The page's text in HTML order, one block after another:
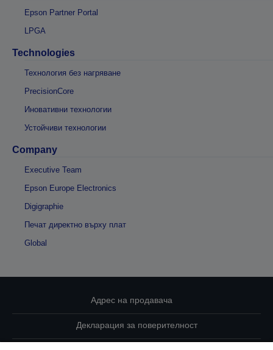
Epson Partner Portal
LPGA
Technologies
Технология без нагряване
PrecisionCore
Иновативни технологии
Устойчиви технологии
Company
Executive Team
Epson Europe Electronics
Digigraphie
Печат директно върху плат
Global
Адрес на продавача
Декларация за поверителност